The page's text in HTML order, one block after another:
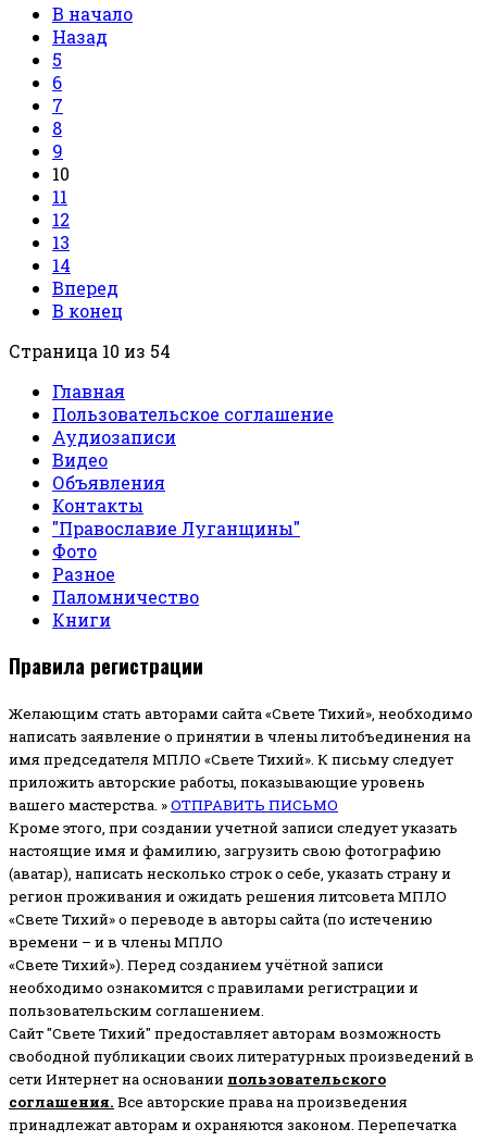
В начало
Назад
5
6
7
8
9
10
11
12
13
14
Вперед
В конец
Страница 10 из 54
Главная
Пользовательское соглашение
Аудиозаписи
Видео
Объявления
Контакты
"Православие Луганщины"
Фото
Разное
Паломничество
Книги
Правила регистрации
Желающим стать авторами сайта «Свете Тихий», необходимо
написать заявление о принятии в члены литобъединения на
имя председателя МПЛО «Свете Тихий». К письму следует
приложить авторские работы, показывающие уровень
вашего мастерства. »ОТПРАВИТЬ ПИСЬМО
Кроме этого, при создании учетной записи следует указать
настоящие имя и фамилию, загрузить свою фотографию
(аватар), написать несколько строк о себе, указать страну и
регион проживания и ожидать решения литсовета МПЛО
«Свете Тихий» о переводе в авторы сайта (по истечению
времени – и в члены МПЛО
«Свете Тихий»). Перед созданием учётной записи
необходимо ознакомится с правилами регистрации и
пользовательским соглашением.
Сайт "Свете Тихий" предоставляет авторам возможность
свободной публикации своих литературных произведений в
сети Интернет на основании пользовательского
соглашения. Все авторские права на произведения
принадлежат авторам и охраняются законом. Перепечатка